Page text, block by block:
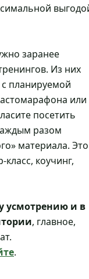
заранее
Из них
планируемой
или
посетить
разом
материала. Это
коучинг,
усмотрению и в
, главное,
.